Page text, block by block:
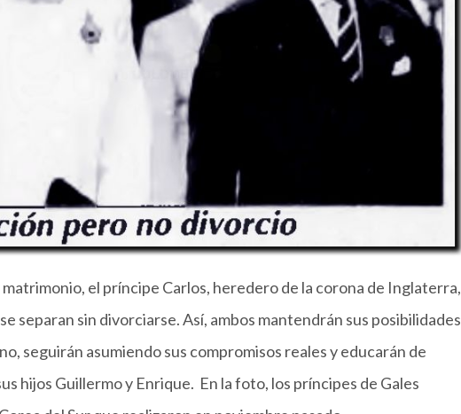
matrimonio, el príncipe Carlos, heredero de la corona de Inglaterra,
separan sin divorciarse. Así, ambos mantendrán sus posibilidades
seguirán asumiendo sus compromisos reales y educarán de
hijos Guillermo y Enrique. En la foto, los príncipes de Gales